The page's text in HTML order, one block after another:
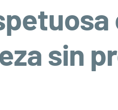
sin